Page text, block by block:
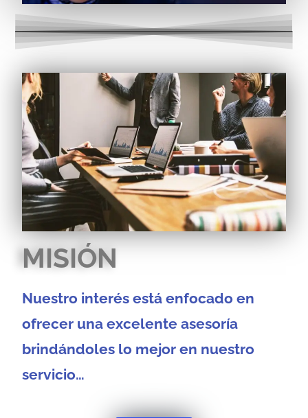
MISIÓN
Nuestro interés está enfocado en
ofrecer una excelente asesoría
brindándoles lo mejor en nuestro
servicio…